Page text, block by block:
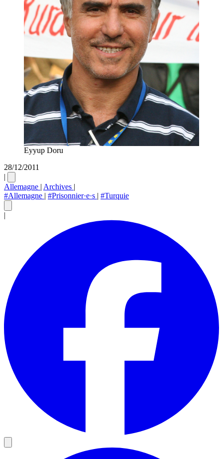
Eyyup Doru
28/12/2011
|
Allemagne | Archives |
#Allemagne | #Prisonnier·e·s | #Turquie
|